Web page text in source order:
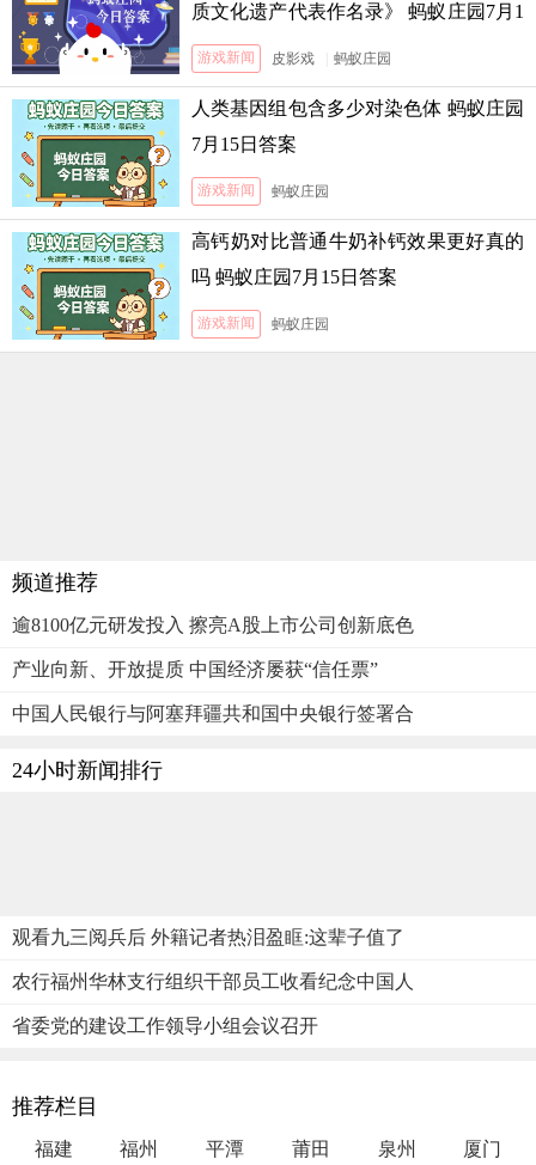
质文化遗产代表作名录》 蚂蚁庄园7月1
3日答案
游戏新闻 皮影戏 蚂蚁庄园
人类基因组包含多少对染色体 蚂蚁庄园
7月15日答案
游戏新闻 蚂蚁庄园
高钙奶对比普通牛奶补钙效果更好真的
吗 蚂蚁庄园7月15日答案
游戏新闻 蚂蚁庄园
频道推荐
逾8100亿元研发投入 擦亮A股上市公司创新底色
产业向新、开放提质 中国经济屡获“信任票”
中国人民银行与阿塞拜疆共和国中央银行签署合
24小时新闻排行
观看九三阅兵后 外籍记者热泪盈眶:这辈子值了
农行福州华林支行组织干部员工收看纪念中国人
省委党的建设工作领导小组会议召开
推荐栏目
福建 福州 平潭 莆田 泉州 厦门